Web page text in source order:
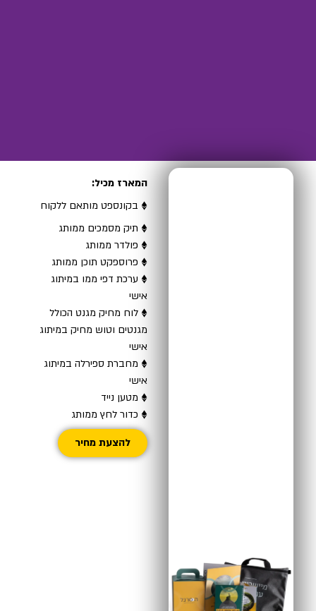
המארז מכיל:
♦ בקונספט מותאם ללקוח
♦ תיק מסמכים ממותג
♦ פולדר ממותג
♦ פרוספקט תוכן ממותג
♦ ערכת דפי ממו במיתוג
אישי
♦ לוח מחיק מגנט הכולל
מגנטים וטוש מחיק במיתוג
אישי
♦ מחברת ספירלה במיתוג
אישי
♦ מטען נייד
♦ כדור לחץ ממותג
להצעת מחיר